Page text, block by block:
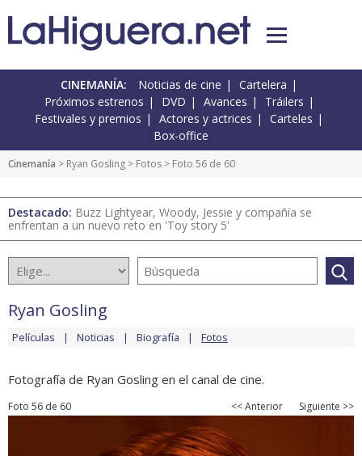
CINEMANÍA: Noticias de cine
Cartelera
Próximos estrenos
DVD Avances
Tráilers
Festivales y premios
Actores y actrices
Carteles
Box-office
Cinemanía > Ryan Gosling > Fotos > Foto 56 de 60
Destacado: Buzz Lightyear, Woody, Jessie y compañía se
enfrentan a un nuevo reto en 'Toy story 5'
Ryan Gosling
Películas Noticias Biografía Fotos
Fotografía de Ryan Gosling en el canal de cine.
Foto 56 de 60 << Anterior Siguiente >>